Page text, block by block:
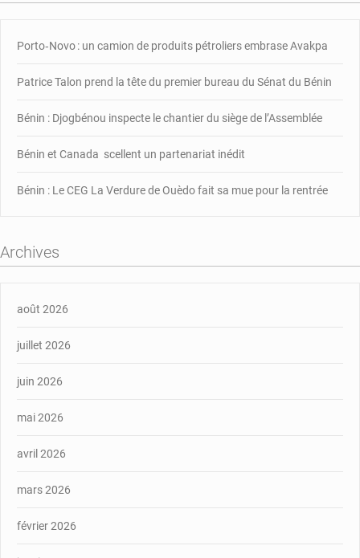
Porto‑Novo : un camion de produits pétroliers embrase Avakpa
Patrice Talon prend la tête du premier bureau du Sénat du Bénin
Bénin : Djogbénou inspecte le chantier du siège de l’Assemblée
Bénin et Canada scellent un partenariat inédit
Bénin : Le CEG La Verdure de Ouèdo fait sa mue pour la rentrée
Archives
août 2026
juillet 2026
juin 2026
mai 2026
avril 2026
mars 2026
février 2026